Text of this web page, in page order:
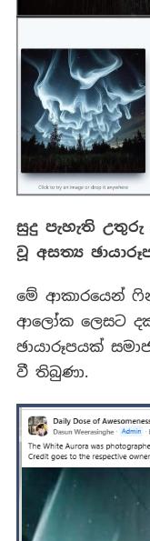
සුදු පැහැති
වූ අසත්‍ය
මේ ආකාරයෙන්
ආලෝක ලෙසට
ඡායාරූපයක්
වී තිබුණා.